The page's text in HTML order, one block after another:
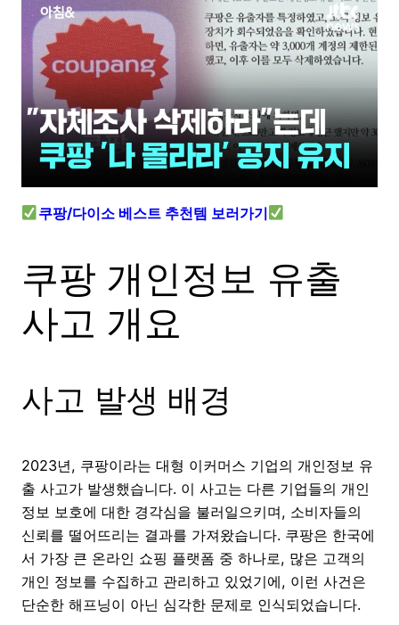
쿠팡/다이소 베스트 추천템 보러가기
쿠팡 개인정보 유출
사고 개요
사고 발생 배경
2023년, 쿠팡이라는 대형 이커머스 기업의 개인정보 유
출 사고가 발생했습니다. 이 사고는 다른 기업들의 개인
정보 보호에 대한 경각심을 불러일으키며, 소비자들의
신뢰를 떨어뜨리는 결과를 가져왔습니다. 쿠팡은 한국에
서 가장 큰 온라인 쇼핑 플랫폼 중 하나로, 많은 고객의
개인 정보를 수집하고 관리하고 있었기에, 이런 사건은
단순한 해프닝이 아닌 심각한 문제로 인식되었습니다.